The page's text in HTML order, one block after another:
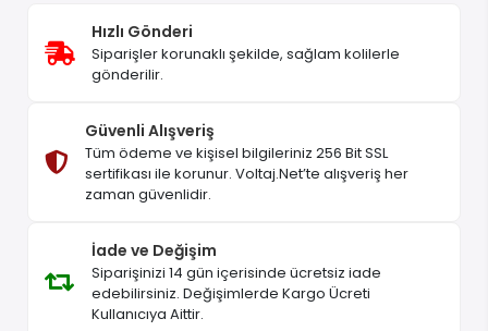
Hızlı Gönderi
Siparişler korunaklı şekilde, sağlam kolilerle
gönderilir.
Güvenli Alışveriş
Tüm ödeme ve kişisel bilgileriniz 256 Bit SSL
sertifikası ile korunur. Voltaj.Net’te alışveriş her
zaman güvenlidir.
İade ve Değişim
Siparişinizi 14 gün içerisinde ücretsiz iade
edebilirsiniz. Değişimlerde Kargo Ücreti
Kullanıcıya Aittir.